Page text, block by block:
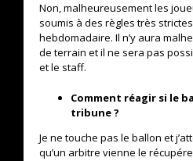
Non, malheureusement les
soumis à des règles très
hebdomadaire. Il n’y aura
de terrain et il ne sera pas
et le staff.
Comment réagir si le
tribune ?
Je ne touche pas le ballon et
qu’un arbitre vienne le